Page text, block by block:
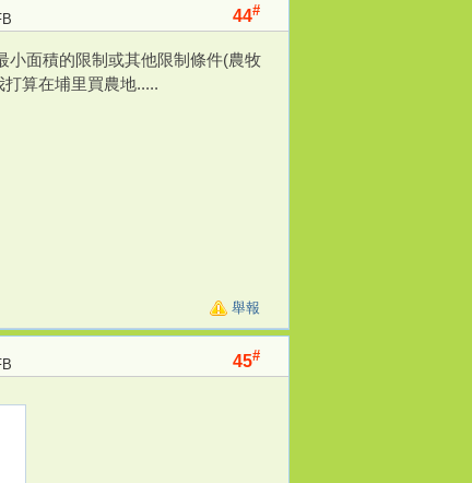
44#
小面積的限制或其他限制條件(農牧
算在埔里買農地.....
舉報
45#